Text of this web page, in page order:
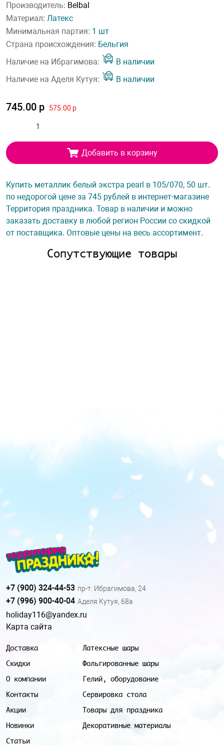
Производитель: Belbal
Материал: Латекс
Минимальная партия: 1 шт
Страна происхождения: Бельгия
Наличие на Ибрагимова:
В наличии
Наличие на Аделя Кутуя:
В наличии
745.00 р 575.00 р
Добавить в корзину
Купить металлик белый экстра pearl в 105/070, 50 шт.
по недорогой цене за 745 рублей в интернет-магазине
Территория праздника. Товар в наличии и можно
заказать доставку в любой регион России со скидкой
от поставщика. Оптовые цены на весь ассортимент.
Сопутствующие товары
Доставка
Скидки
О компании
Контакты
Акции
Новинки
Статьи
Латексные шары
Фольгированные шары
Гелий, оборудование
Сервировка стола
Товары для праздника
Декоративные материалы
+7 (900) 324-44-53 пр-т. Ибрагимова, 24
+7 (996) 900-40-04 Аделя Кутуя, 68а
holiday116@yandex.ru
Карта сайта